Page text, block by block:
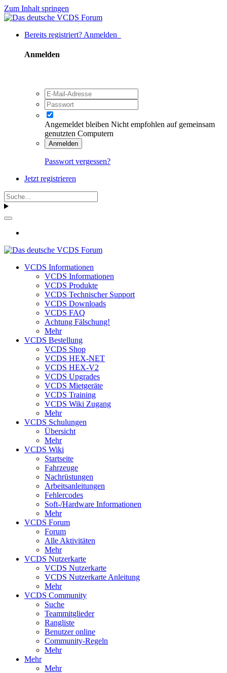
Zum Inhalt springen
Bereits registriert? Anmelden
Anmelden
Angemeldet bleiben Nicht empfohlen auf gemeinsam
genutzten Computern
Anmelden
Passwort vergessen?
Jetzt registrieren
VCDS Informationen
VCDS Informationen
VCDS Produkte
VCDS Technischer Support
VCDS Downloads
VCDS FAQ
Achtung Fälschung!
Mehr
VCDS Bestellung
VCDS Shop
VCDS HEX-NET
VCDS HEX-V2
VCDS Upgrades
VCDS Mietgeräte
VCDS Training
VCDS Wiki Zugang
Mehr
VCDS Schulungen
Übersicht
Mehr
VCDS Wiki
Startseite
Fahrzeuge
Nachrüstungen
Arbeitsanleitungen
Fehlercodes
Soft-/Hardware Informationen
Mehr
VCDS Forum
Forum
Alle Aktivitäten
Mehr
VCDS Nutzerkarte
VCDS Nutzerkarte
VCDS Nutzerkarte Anleitung
Mehr
VCDS Community
Suche
Teammitglieder
Rangliste
Benutzer online
Community-Regeln
Mehr
Mehr
Mehr